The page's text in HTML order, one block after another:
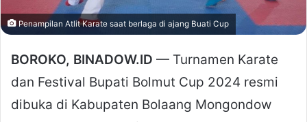
Penampilan Atlit Karate saat berlaga di ajang Buati Cup
BOROKO, BINADOW.ID — Turnamen Karate
dan Festival Bupati Bolmut Cup 2024 resmi
dibuka di Kabupaten Bolaang Mongondow